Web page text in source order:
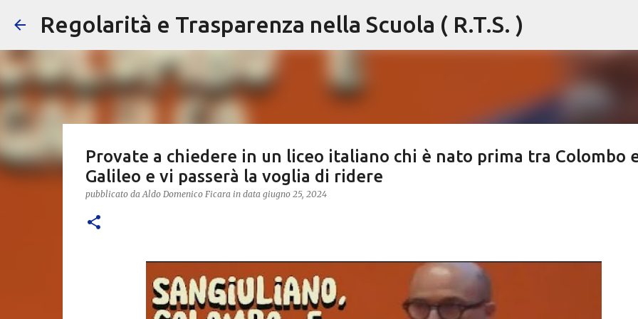
Passa ai contenuti principali
Regolarità e Trasparenza nella Scuola ( R.T.S. )
Provate a chiedere in un liceo italiano chi è nato prima tra Colombo
Galileo e vi passerà la voglia di ridere
pubblicato daAldo Domenico Ficara in data giugno 25, 2024